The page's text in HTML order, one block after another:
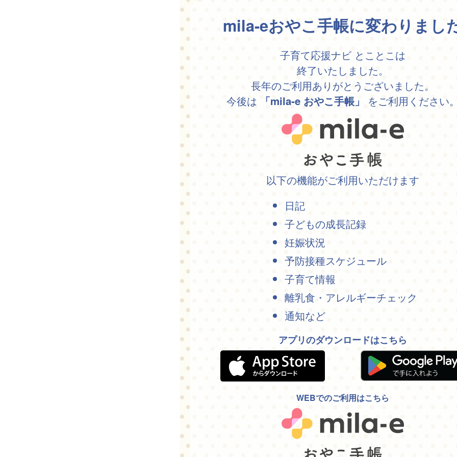
mila-eおやこ手帳に変わりまし
子育て応援ナビ とことこは
終了いたしました。
長年のご利用ありがとうございました。
今後は
「mila-e おやこ手帳」 をご利用ください
以下の機能がご利用いただけます
日記
子どもの成長記録
妊娠状況
予防接種スケジュール
子育て情報
離乳食・アレルギーチェック
通知など
アプリのダウンロードはこちら
WEBでのご利用はこちら